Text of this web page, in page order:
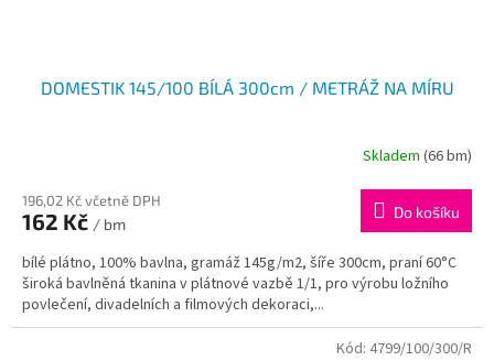
DOMESTIK 145/100 BÍLÁ 300cm / METRÁŽ NA MÍRU
Skladem (66 bm)
196,02 Kč včetně DPH
162 Kč / bm
Do košíku
bílé plátno, 100% bavlna, gramáž 145g/m2, šíře 300cm, praní 60°C
široká bavlněná tkanina v plátnové vazbě 1/1, pro výrobu ložního
povlečení, divadelních a filmových dekoraci,...
Kód: 4799/100/300/R